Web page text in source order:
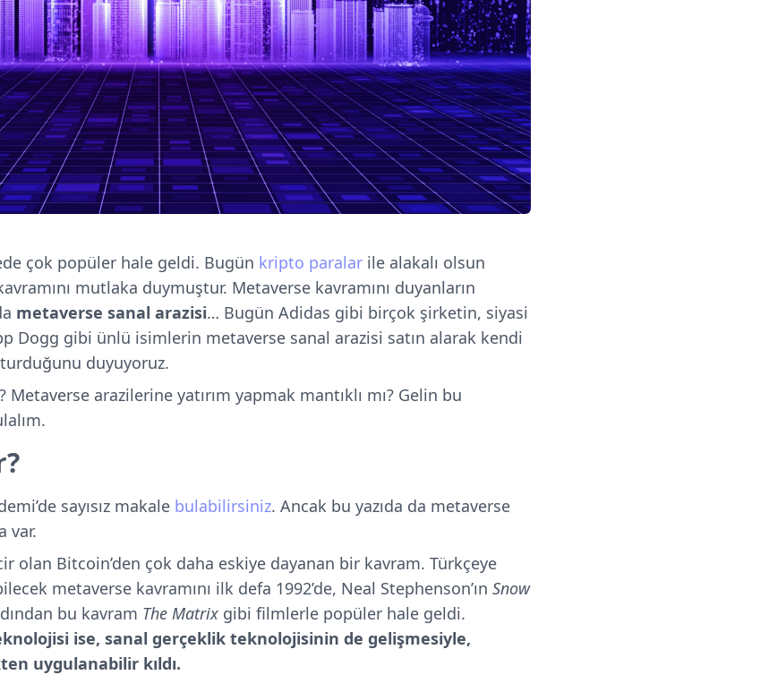
çok popüler hale geldi. Bugün kripto paralar ile alakalı olsun
mutlaka duymuştur. Metaverse kavramını duyanların
metaverse sanal arazisi… Bugün Adidas gibi birçok şirketin, siyasi
Dogg gibi ünlü isimlerin metaverse sanal arazisi satın alarak kendi
duyuyoruz.
arazilerine yatırım yapmak mantıklı mı? Gelin bu
sayısız makale bulabilirsiniz. Ancak bu yazıda da metaverse
var.
olan Bitcoin’den çok daha eskiye dayanan bir kavram. Türkçeye
metaverse kavramını ilk defa 1992’de, Neal Stephenson’ın Snow
bu kavram The Matrix gibi filmlerle popüler hale geldi.
ise, sanal gerçeklik teknolojisinin de gelişmesiyle,
uygulanabilir kıldı.